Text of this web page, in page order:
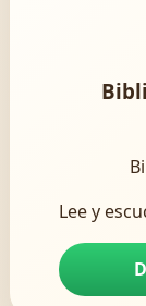
Lee y